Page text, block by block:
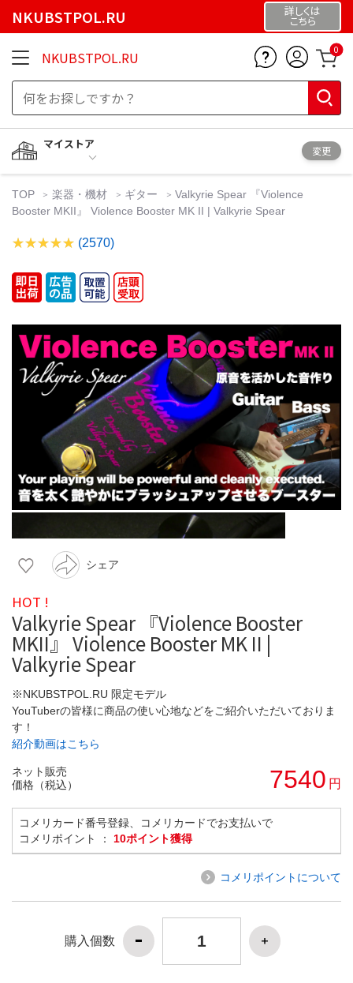
NKUBSTPOL.RU 詳しくは
こちら
NKUBSTPOL.RU 0
マイストア
変更
TOP 楽器・機材 ギター
Valkyrie Spear 『Violence
Booster MKII』 Violence Booster MK II | Valkyrie Spear
(2570)
シェア
HOT !
Valkyrie Spear 『Violence Booster
MKII』 Violence Booster MK II |
Valkyrie Spear
※NKUBSTPOL.RU 限定モデル
YouTuberの皆様に商品の使い心地などをご紹介いただいておりま
す！
紹介動画はこちら
ネット販売
価格（税込）
7540 円
コメリカード番号登録、コメリカードでお支払いで
コメリポイント ： 10ポイント獲得
コメリポイントについて
購入個数